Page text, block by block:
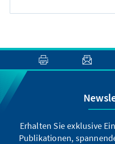
Erhalten Sie exklusive
Publikationen,